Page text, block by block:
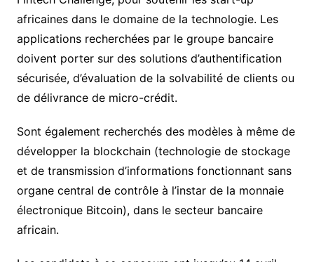
africaines dans le domaine de la technologie. Les
applications recherchées par le groupe bancaire
doivent porter sur des solutions d’authentification
sécurisée, d’évaluation de la solvabilité de clients ou
de délivrance de micro-crédit.
Sont également recherchés des modèles à même de
développer la blockchain (technologie de stockage
et de transmission d’informations fonctionnant sans
organe central de contrôle à l’instar de la monnaie
électronique Bitcoin), dans le secteur bancaire
africain.